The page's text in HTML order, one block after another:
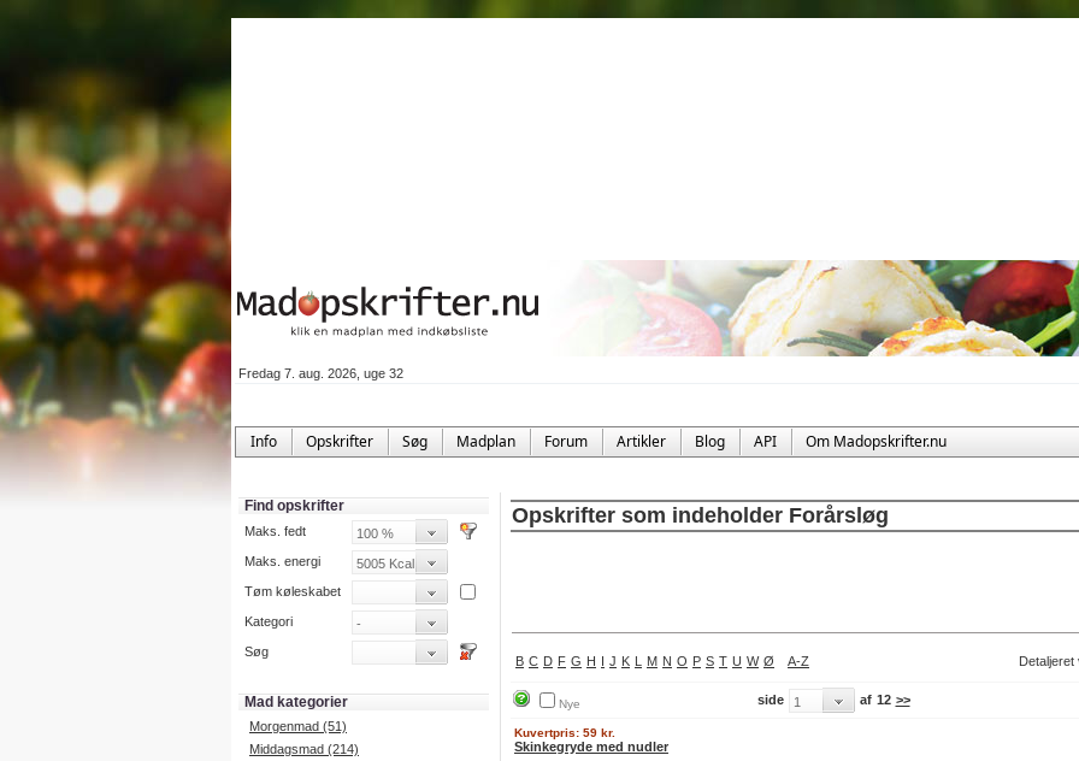
Fredag 7. aug. 2026, uge 32
Info Opskrifter Søg Madplan Forum Artikler Blog API Om Madopskrifter.nu
Find opskrifter
Maks. fedt
Maks. energi
Tøm køleskabet
Kategori
Søg
Mad kategorier
Morgenmad (51)
Middagsmad (214)
Opskrifter som indeholder Forårsløg
B C D F G H I J K L M N O P S T U W Ø A-Z Detaljeret
Nye side af 12 >>
Kuvertpris: 59 kr.
Skinkegryde med nudler